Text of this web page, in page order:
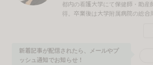
都内の看護大学にて保健師・助産
得。卒業後は大学附属病院の総合
（※）として母子を始め、幅広い
たる。また、同院の骨粗鬆症外来
新着記事が配信されたら、メールやプ
ッシュ通知でお知らせ！